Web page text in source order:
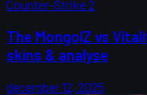
Counter-Strike 2
The MongolZ vs
skins & analyse
december 12, 2025